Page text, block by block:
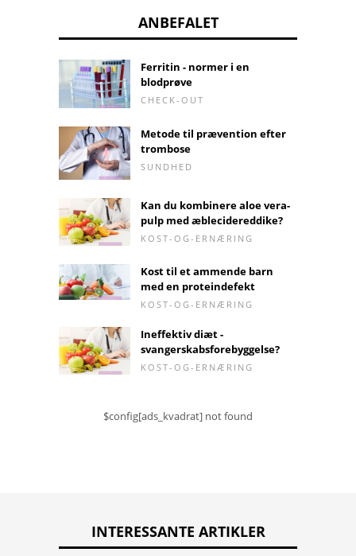
ANBEFALET
Ferritin - normer i en
blodprøve
CHECK-OUT
Metode til prævention efter
trombose
SUNDHED
Kan du kombinere aloe vera-
pulp med æblecidereddike?
KOST-OG-ERNÆRING
Kost til et ammende barn
med en proteindefekt
KOST-OG-ERNÆRING
Ineffektiv diæt -
svangerskabsforebyggelse?
KOST-OG-ERNÆRING
$config[ads_kvadrat] not found
INTERESSANTE ARTIKLER